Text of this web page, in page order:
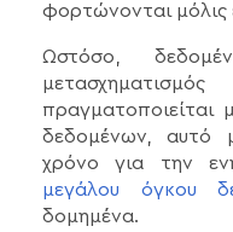
φορτώνονται μόλις
Ωστόσο,
δεδομένων, αυτό
χρόνο για την
μεγάλου όγκου
δομημένα.